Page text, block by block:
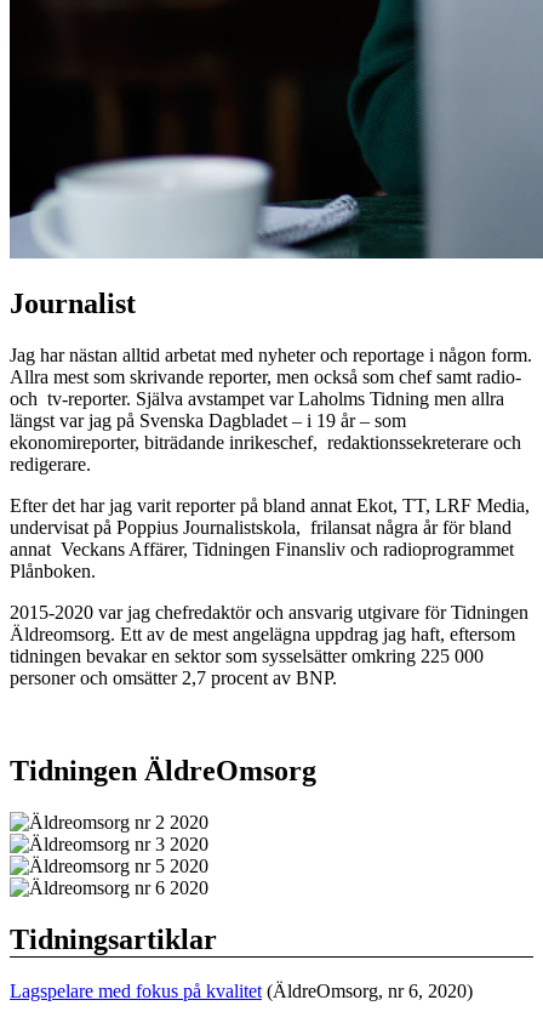
Journalist
Jag har nästan alltid arbetat med nyheter och reportage i någon form.
Allra mest som skrivande reporter, men också som chef samt radio-
och tv-reporter. Själva avstampet var Laholms Tidning men allra
längst var jag på Svenska Dagbladet – i 19 år – som
ekonomireporter, biträdande inrikeschef, redaktionssekreterare och
redigerare.
Efter det har jag varit reporter på bland annat Ekot, TT, LRF Media,
undervisat på Poppius Journalistskola, frilansat några år för bland
annat Veckans Affärer, Tidningen Finansliv och radioprogrammet
Plånboken.
2015-2020 var jag chefredaktör och ansvarig utgivare för Tidningen
Äldreomsorg. Ett av de mest angelägna uppdrag jag haft, eftersom
tidningen bevakar en sektor som sysselsätter omkring 225 000
personer och omsätter 2,7 procent av BNP.
Tidningen ÄldreOmsorg
Tidningsartiklar
Lagspelare med fokus på kvalitet(ÄldreOmsorg, nr 6, 2020)